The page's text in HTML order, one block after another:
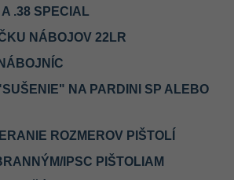
.38 SPECIAL
NÁBOJOV 22LR
NA PARDINI SP ALEBO
ROZMEROV PIŠTOLÍ
IPSC PIŠTOLIAM